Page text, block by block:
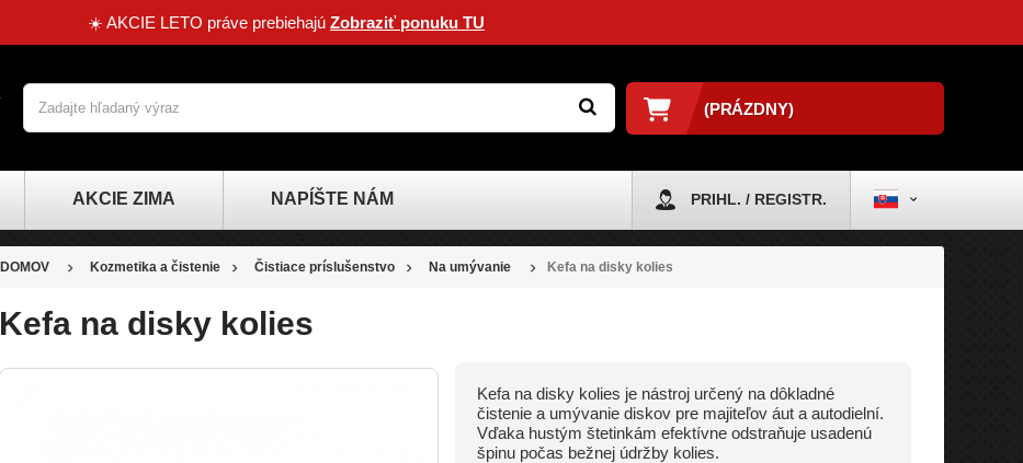
☀️ AKCIE LETO práve prebiehajú Zobraziť ponuku TU
(PRÁZDNY)
AKCIE ZIMA NAPÍŠTE NÁM PRIHL. / REGISTR.
DOMOV Kozmetika a čistenie Čistiace príslušenstvo Na umývanie Kefa na disky kolies
Kefa na disky kolies
Kefa na disky kolies je nástroj určený na dôkladné
čistenie a umývanie diskov pre majiteľov áut a autodielní.
Vďaka hustým štetinkám efektívne odstraňuje usadenú
špinu počas bežnej údržby kolies.